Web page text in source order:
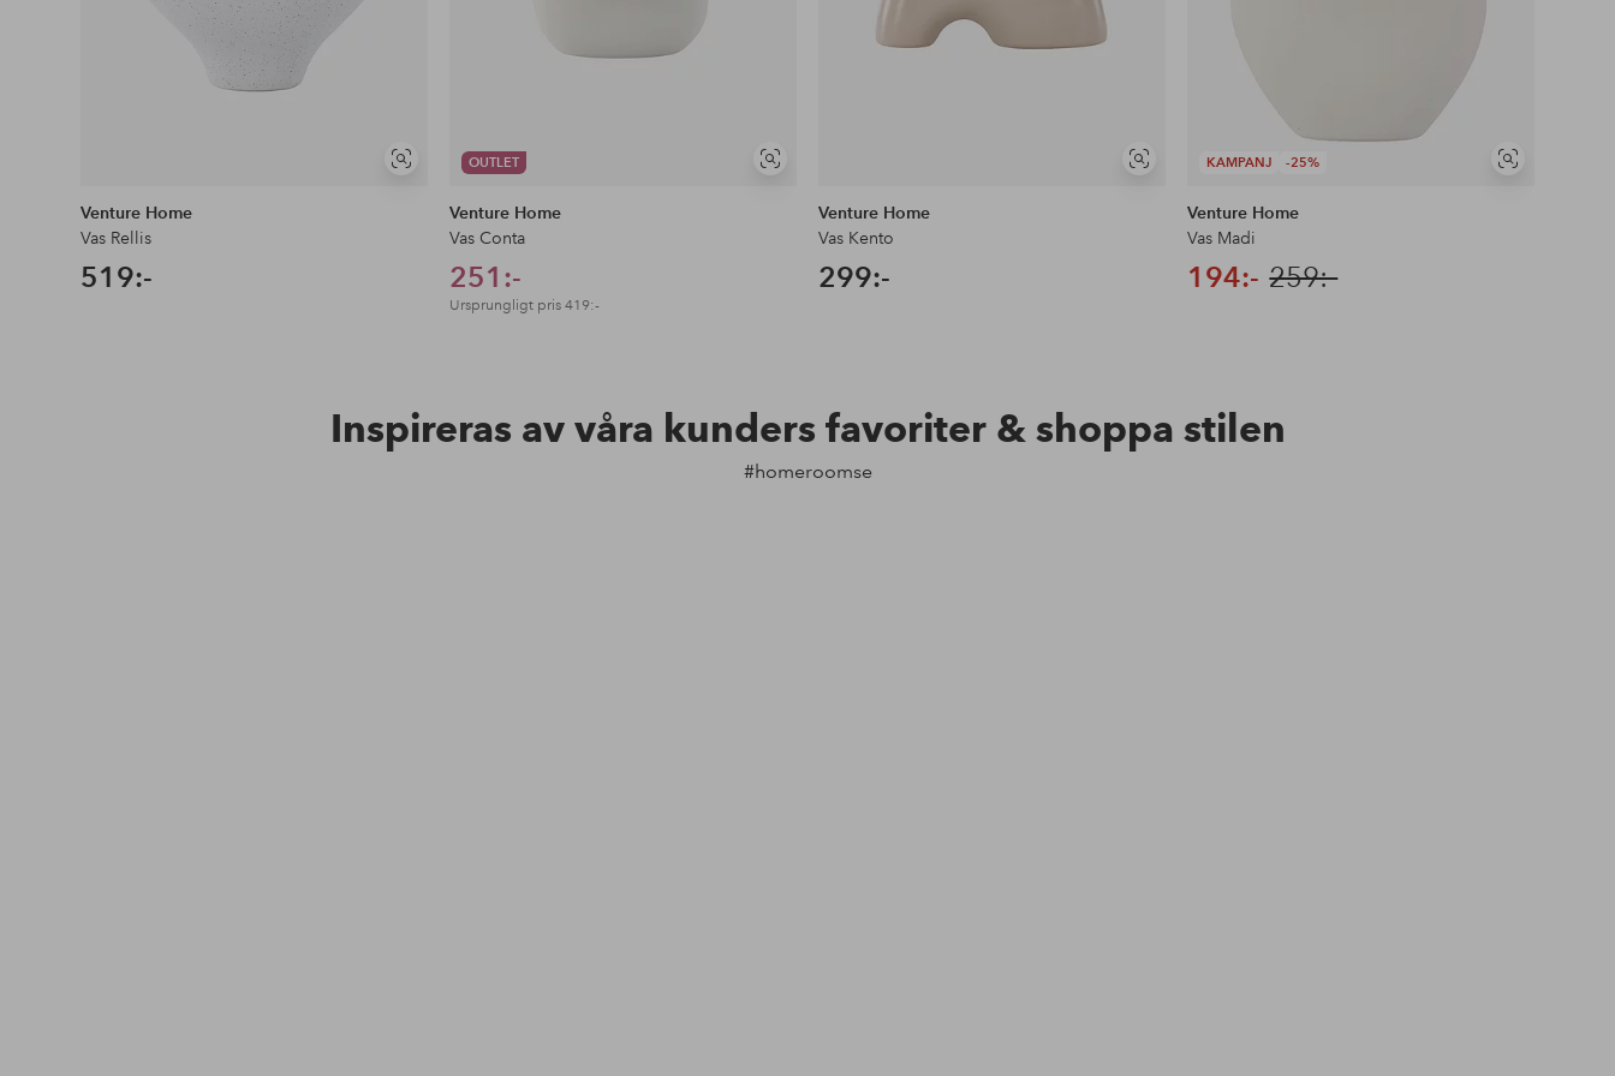
Visa
Venture Home
Vas Rellis
519:-
OUTLET
Visa
Venture Home
Vas Conta
251:-
Ursprungligt pris419:-
Visa
Venture Home
Vas Kento
299:-
KAMPANJ -25%
Visa
Venture Home
Vas Madi
194:- 259:-
Inspireras av våra kunders favoriter & shoppa stilen
#homeroomse